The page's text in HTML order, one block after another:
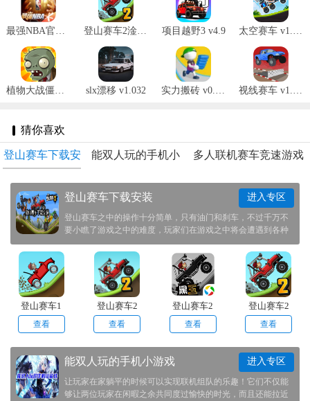
最强NBA官网版 v1.44.551 登山赛车2淦朋内购版 v1.59.1 项目越野3 v4.9 太空赛车 v1.1.1
植物大战僵尸1 v2.9.10 slx漂移 v1.032 实力搬砖 v0.0.3 视线赛车 v1.669
猜你喜欢
登山赛车下载安
装
能双人玩的手机小
游戏
多人联机赛车竞速游戏
推荐
登山赛车下载安装
登山赛车之中的操作十分简单，只有油门和刹车，不过千万不
要小瞧了游戏之中的难度，玩家们在游戏之中将会遭遇到各种
各样的陡坡。这次我们帮大家整理了一些登山赛车的不同版
本，带领着玩家们感受其中的乐趣，祝大家玩的开心！
进入专区
登山赛车1
原版
查看
登山赛车2
国际服
查看
登山赛车2
国际
查看
登山赛车2
晴空
查看
能双人玩的手机小游戏
让玩家在家躺平的时候可以实现联机组队的乐趣！它们不仅能
够让两位玩家在闲暇之余共同度过愉快的时光，而且还能拉近
进入专区